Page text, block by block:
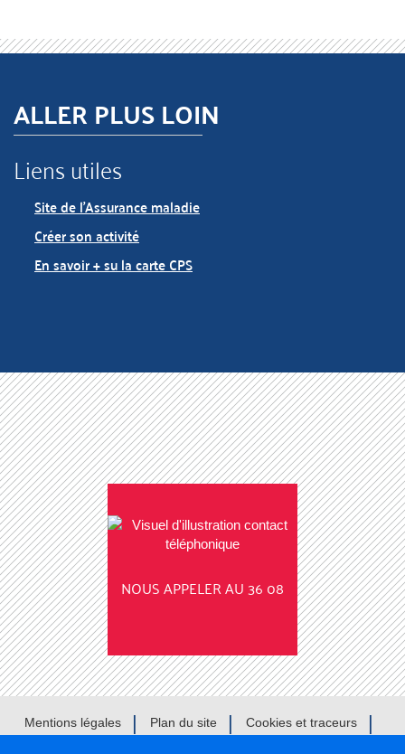
ALLER PLUS LOIN
Liens utiles
Site de l’Assurance maladie
Créer son activité
En savoir + su la carte CPS
NOUS APPELER AU 36 08
Mentions légales Plan du site
Cookies et traceurs